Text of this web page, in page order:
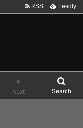
»
Next Search
RSS Feedly